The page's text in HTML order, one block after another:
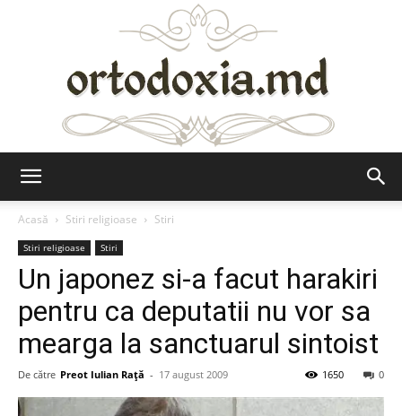
Acasă
Stiri religioase Stiri
Stiri religioase Stiri
Un japonez si-a facut harakiri
pentru ca deputatii nu vor sa
mearga la sanctuarul sintoist
De către Preot Iulian Raţă - 17 august 2009 0
1650